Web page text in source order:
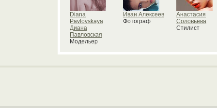
Diana
Pavlovskaya
Диана
Павловская
Модельер
Иван Алексеев
Фотограф
Анастасия
Соловьева
Стилист